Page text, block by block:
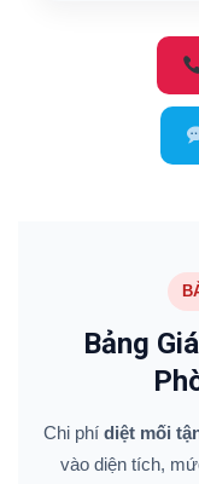
Bảng
Chi phí diệt mối
vào diện tích,